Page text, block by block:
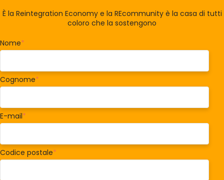
È la Reintegration Economy e la REcommunity è la casa di tutti
coloro che la sostengono
Nome*
Cognome*
E-mail*
Codice postale*